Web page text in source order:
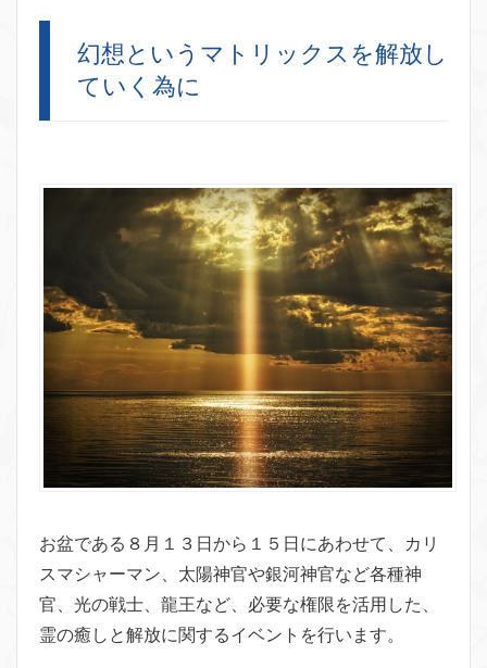
幻想というマトリックスを解放し
ていく為に
お盆である８月１３日から１５日にあわせて、カリ
スマシャーマン、太陽神官や銀河神官など各種神
官、光の戦士、龍王など、必要な権限を活用した、
霊の癒しと解放に関するイベントを行います。